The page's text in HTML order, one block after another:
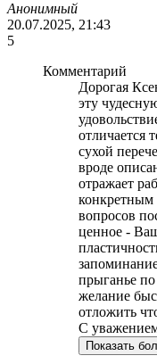
Анонимный
20.07.2025, 21:43
5
Комментарий
Дорогая
эту
отличается
сухой
вроде
отражает
конкретным
вопросов
ценное -
прыганье по
желание
отложить
С
Показать